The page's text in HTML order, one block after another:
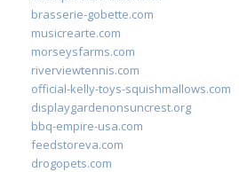
brasserie-gobette.com
musicrearte.com
morseysfarms.com
riverviewtennis.com
official-kelly-toys-squishmallows.com
displaygardenonsuncrest.org
bbq-empire-usa.com
feedstoreva.com
drogopets.com